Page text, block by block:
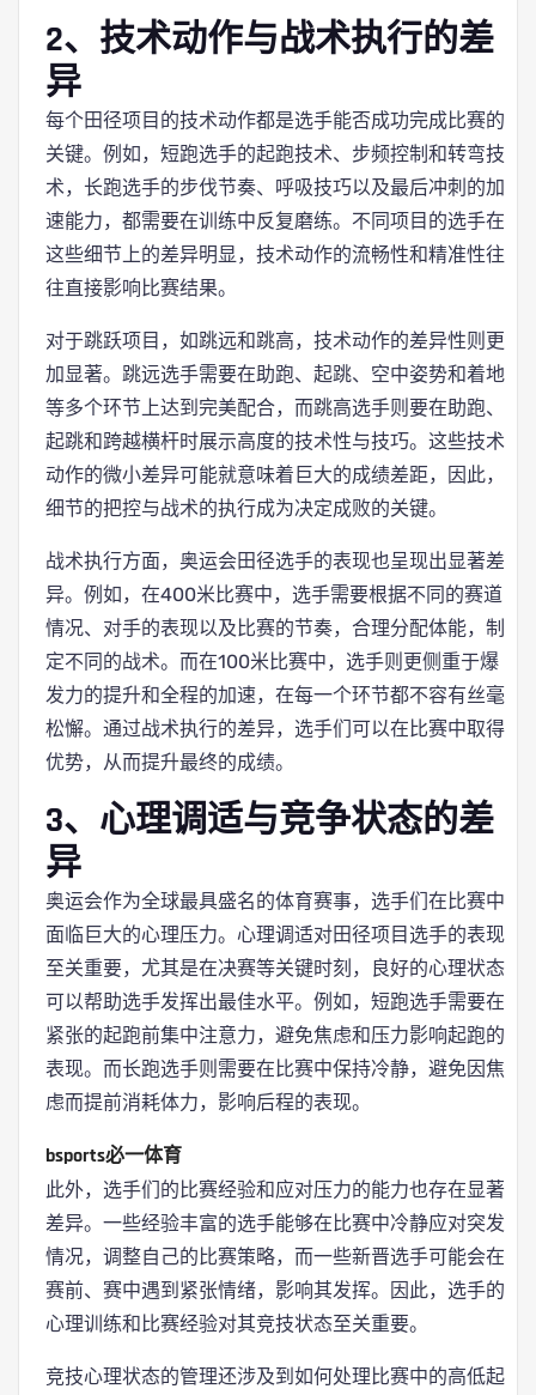
2、技术动作与战术执行的差
异
每个田径项目的技术动作都是选手能否成功完成比赛的
关键。例如，短跑选手的起跑技术、步频控制和转弯技
术，长跑选手的步伐节奏、呼吸技巧以及最后冲刺的加
速能力，都需要在训练中反复磨练。不同项目的选手在
这些细节上的差异明显，技术动作的流畅性和精准性往
往直接影响比赛结果。
对于跳跃项目，如跳远和跳高，技术动作的差异性则更
加显著。跳远选手需要在助跑、起跳、空中姿势和着地
等多个环节上达到完美配合，而跳高选手则要在助跑、
起跳和跨越横杆时展示高度的技术性与技巧。这些技术
动作的微小差异可能就意味着巨大的成绩差距，因此，
细节的把控与战术的执行成为决定成败的关键。
战术执行方面，奥运会田径选手的表现也呈现出显著差
异。例如，在400米比赛中，选手需要根据不同的赛道
情况、对手的表现以及比赛的节奏，合理分配体能，制
定不同的战术。而在100米比赛中，选手则更侧重于爆
发力的提升和全程的加速，在每一个环节都不容有丝毫
松懈。通过战术执行的差异，选手们可以在比赛中取得
优势，从而提升最终的成绩。
3、心理调适与竞争状态的差
异
奥运会作为全球最具盛名的体育赛事，选手们在比赛中
面临巨大的心理压力。心理调适对田径项目选手的表现
至关重要，尤其是在决赛等关键时刻，良好的心理状态
可以帮助选手发挥出最佳水平。例如，短跑选手需要在
紧张的起跑前集中注意力，避免焦虑和压力影响起跑的
表现。而长跑选手则需要在比赛中保持冷静，避免因焦
虑而提前消耗体力，影响后程的表现。
bsports必一体育
此外，选手们的比赛经验和应对压力的能力也存在显著
差异。一些经验丰富的选手能够在比赛中冷静应对突发
情况，调整自己的比赛策略，而一些新晋选手可能会在
赛前、赛中遇到紧张情绪，影响其发挥。因此，选手的
心理训练和比赛经验对其竞技状态至关重要。
竞技心理状态的管理还涉及到如何处理比赛中的高低起